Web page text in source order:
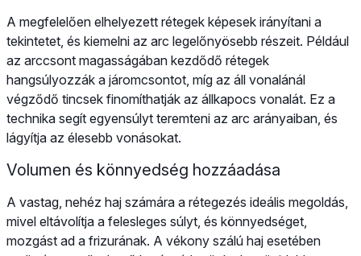
A megfelelően elhelyezett rétegek képesek irányítani a
tekintetet, és kiemelni az arc legelőnyösebb részeit. Például
az arccsont magasságában kezdődő rétegek
hangsúlyozzák a járomcsontot, míg az áll vonalánál
végződő tincsek finomíthatják az állkapocs vonalát. Ez a
technika segít egyensúlyt teremteni az arc arányaiban, és
lágyítja az élesebb vonásokat.
Volumen és könnyedség hozzáadása
A vastag, nehéz haj számára a rétegezés ideális megoldás,
mivel eltávolítja a felesleges súlyt, és könnyedséget,
mozgást ad a frizurának. A vékony szálú haj esetében